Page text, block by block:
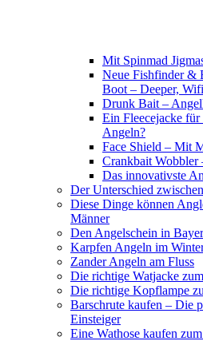
Mit Spinmad
Neue Fishfinder &
Boot – Deeper,
Drunk Bait –
Ein Fleecejacke
Angeln?
Face Shield – Mit
Crankbait
Das innovativste
Der Unterschied
Diese Dinge können
Männer
Den Angelschein in
Karpfen Angeln im
Zander Angeln am Fluss
Die richtige Watjacke
Die richtige Kopflampe
Barschrute kaufen – Die
Einsteiger
Eine Wathose kaufen